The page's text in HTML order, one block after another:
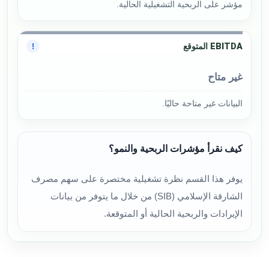
مؤشر على الربحية التشغيلية الحالية.
EBITDA المتوقع !
غير متاح
البيانات غير متاحة حاليًا.
كيف نقرأ مؤشرات الربحية والنمو؟
يوفر هذا القسم نظرة تشغيلية مختصرة على سهم مصرف
الشارقة الإسلامي (SIB) من خلال ما يتوفر من بيانات
الإيرادات والربحية الحالية أو المتوقعة.